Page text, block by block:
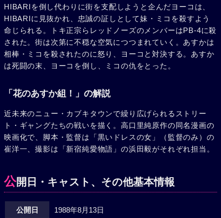
HIBARIを倒し代わりに街を支配しようと企んだヨーコは、
HIBARIに見抜かれ、忠誠の証しとして妹・ミコを殺すよう
命じられる。トキ正宗らレッドノーズのメンバーはPB-4に殺
された。街は次第に不穏な空気につつまれていく。あすかは
相棒・ミコを殺されたのに怒り、ヨーコと対決する。あすか
は死闘の末、ヨーコを倒し、ミコの仇をとった。
「花のあすか組！」の解説
近未来のニュー・カブキタウンで繰り広げられるストリー
ト・ギャングたちの戦いを描く。高口里純原作の同名漫画の
映画化で、脚本・監督は「黒いドレスの女」（監督のみ）の
崔洋一、撮影は「新宿純愛物語」の浜田毅がそれぞれ担当。
公開日・キャスト、その他基本情報
公開日 1988年8月13日